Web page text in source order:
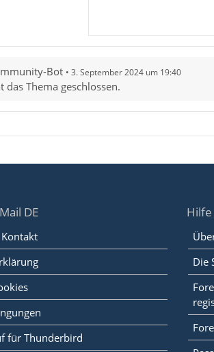
Bot 3. September 2024 um 19:40
das Thema geschlossen.
DE
für Thunderbird
Die